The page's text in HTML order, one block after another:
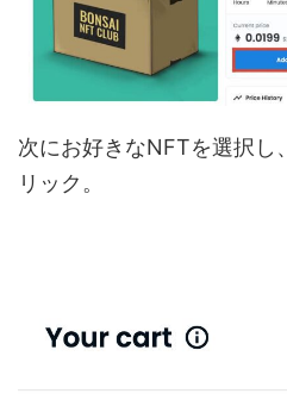
次にお好きなNFTを選択し、
リック。